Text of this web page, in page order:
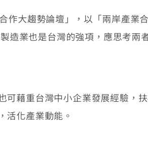
大趨勢論壇」，以「兩岸產業
造業也是台灣的強項，應思考兩
藉重台灣中小企業發展經驗，
活化產業動能。